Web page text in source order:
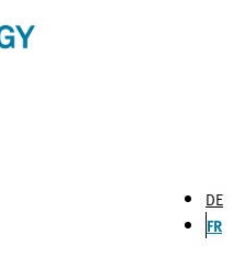
DE
FR